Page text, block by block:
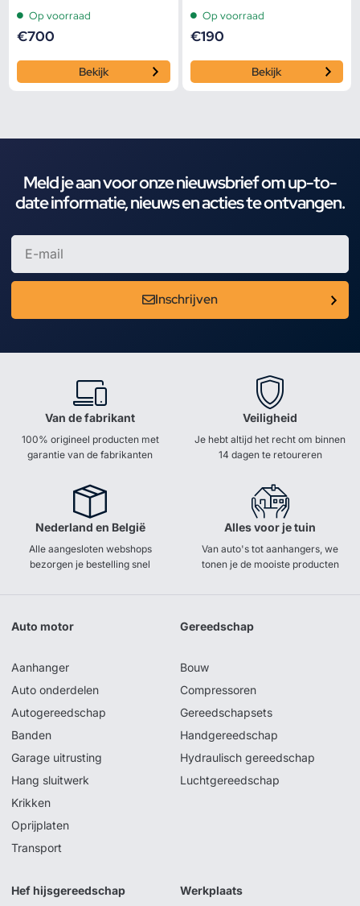
Op voorraad
€700
Bekijk
Op voorraad
€190
Bekijk
Meld je aan voor onze nieuwsbrief om up-to-
date informatie, nieuws en acties te ontvangen.
Inschrijven
Van de fabrikant
100% origineel producten met
garantie van de fabrikanten
Veiligheid
Je hebt altijd het recht om binnen
14 dagen te retoureren
Nederland en België
Alle aangesloten webshops
bezorgen je bestelling snel
Alles voor je tuin
Van auto's tot aanhangers, we
tonen je de mooiste producten
Auto motor
Aanhanger
Auto onderdelen
Autogereedschap
Banden
Garage uitrusting
Hang sluitwerk
Krikken
Oprijplaten
Transport
Gereedschap
Bouw
Compressoren
Gereedschapsets
Handgereedschap
Hydraulisch gereedschap
Luchtgereedschap
Hef hijsgereedschap Werkplaats